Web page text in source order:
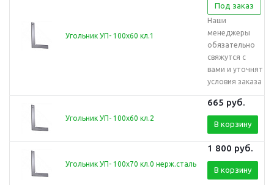
Угольник УП- 100х60 кл.1
Под заказ
Наши
менеджеры
обязательно
свяжутся с
вами и уточнят
условия заказа
Угольник УП- 100х60 кл.2
665 руб.
В корзину
Угольник УП- 100х70 кл.0 нерж.сталь
1 800 руб.
В корзину